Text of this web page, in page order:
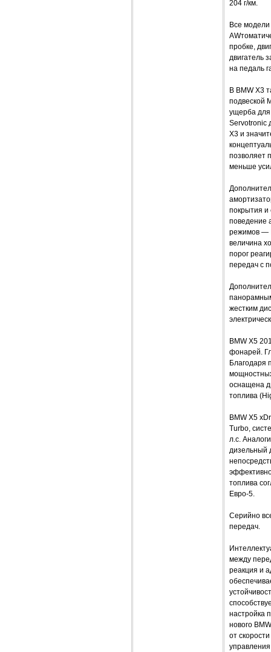
204 г/км.
Все
пробке,
двигатель
на педаль
В BMW X3
подвеской
ущерба для
Servotronic
X3 и
позволяет
меньше
покрытия и
поведение
режимов —
величина
порог
передач с
жестким
BMW X5
фонарей.
Благодаря
оснащена
топлива
BMW X5
Turbo,
л.с.
дизельный
топлива
Евро-5.
Серийно
передач.
между
реакция и
настройка
нового
от